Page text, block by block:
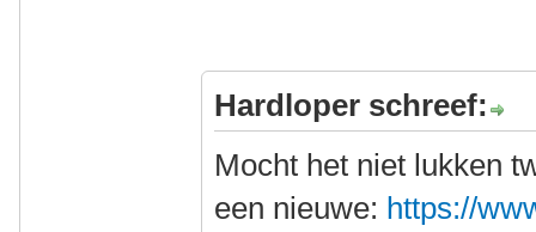
Hardloper schreef:
Mocht het niet lukken
een nieuwe: https://